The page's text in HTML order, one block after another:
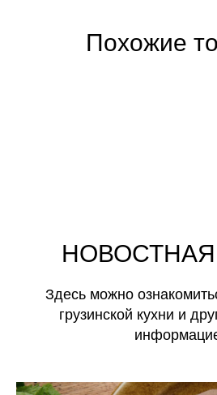
Похожие
Здесь можно
грузинской кухни и